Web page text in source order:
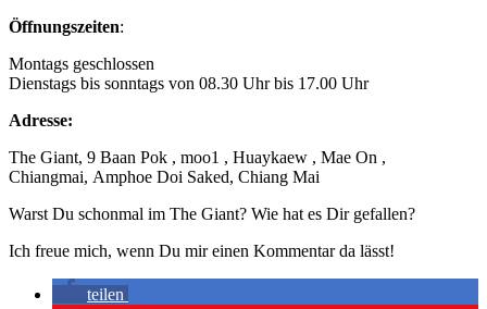
Öffnungszeiten:
Montags geschlossen
Dienstags bis sonntags von 08.30 Uhr bis 17.00 Uhr
Adresse:
The Giant, 9 Baan Pok , moo1 , Huaykaew , Mae On ,
Chiangmai, Amphoe Doi Saked, Chiang Mai
Warst Du schonmal im The Giant? Wie hat es Dir gefallen?
Ich freue mich, wenn Du mir einen Kommentar da lässt!
teilen